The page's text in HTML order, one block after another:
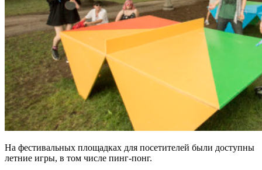
На фестивальных площадках для посетителей были доступны
летние игры, в том числе пинг-понг.